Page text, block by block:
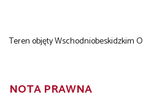
Teren objęty Wschodniobeskidzkim
NOTA PRAWNA